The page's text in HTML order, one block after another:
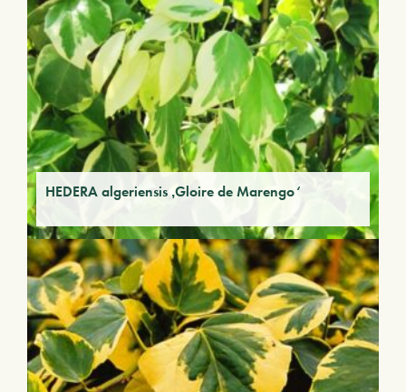
HEDERA algeriensis ‚Gloire de Marengo‘